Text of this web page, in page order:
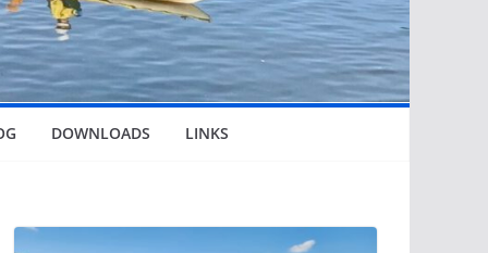
DOWNLOADS LINKS